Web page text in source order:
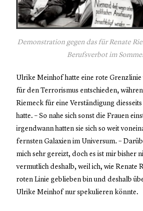
Demonstration gegen das für Renate
Berufsverbot im
Ulrike Meinhof hatte eine rote Grenzlinie
für den Terrorismus entschieden,
Riemeck für eine Verständigung
hatte. – So nahe sich sonst die Frauen
irgendwann hatten sie sich so weit
fernsten Galaxien im Universum. –
mich sehr gereizt, doch es ist mir bisher
vermutlich deshalb, weil ich, wie Renate
roten Linie geblieben bin und deshalb
Ulrike Meinhof nur spekulieren könnte.